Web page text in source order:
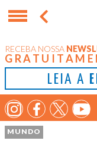
RECEBA NOSSA
LEIA A
MUNDO